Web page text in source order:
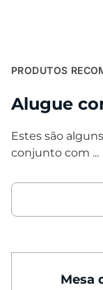
PRODUTOS
Alugue
Estes são
conjunto com ...
Mesa